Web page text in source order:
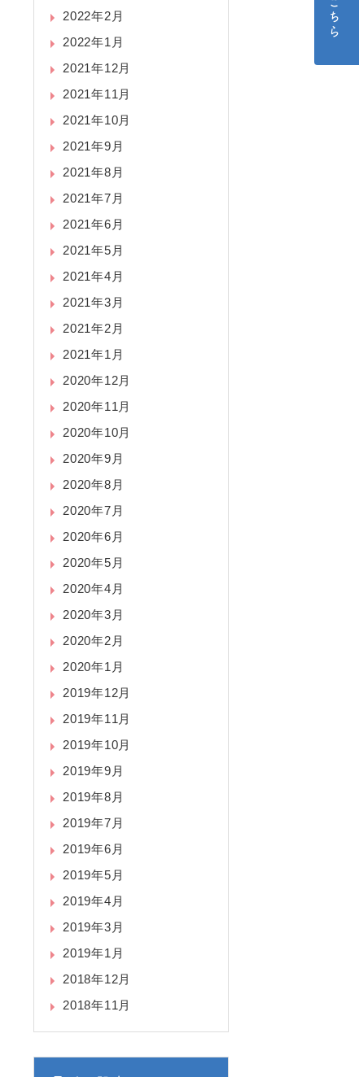
2022年2月
2022年1月
2021年12月
2021年11月
2021年10月
2021年9月
2021年8月
2021年7月
2021年6月
2021年5月
2021年4月
2021年3月
2021年2月
2021年1月
2020年12月
2020年11月
2020年10月
2020年9月
2020年8月
2020年7月
2020年6月
2020年5月
2020年4月
2020年3月
2020年2月
2020年1月
2019年12月
2019年11月
2019年10月
2019年9月
2019年8月
2019年7月
2019年6月
2019年5月
2019年4月
2019年3月
2019年1月
2018年12月
2018年11月